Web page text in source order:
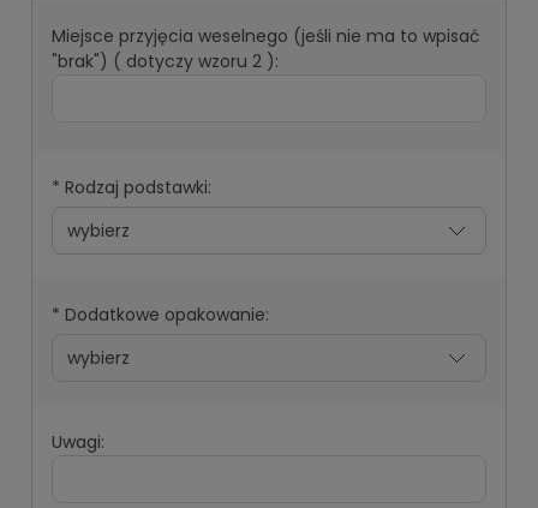
Miejsce przyjęcia weselnego (jeśli nie ma to wpisać
"brak") ( dotyczy wzoru 2 ):
* Rodzaj podstawki:
* Dodatkowe opakowanie:
Uwagi: